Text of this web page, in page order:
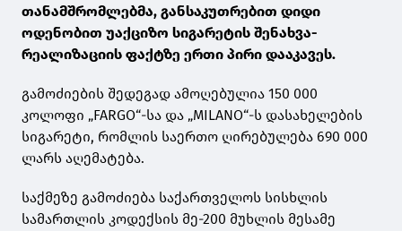
თანამშრომლებმა, განსაკუთრებით დიდი
ოდენობით უაქციზო სიგარეტის შენახვა-
რეალიზაციის ფაქტზე ერთი პირი დააკავეს.
გამოძიების შედეგად ამოღებულია 150 000
კოლოფი „FARGO“-სა და „MILANO“-ს დასახელების
სიგარეტი, რომლის საერთო ღირებულება 690 000
ლარს აღემატება.
საქმეზე გამოძიება საქართველოს სისხლის
სამართლის კოდექსის მე-200 მუხლის მესამე